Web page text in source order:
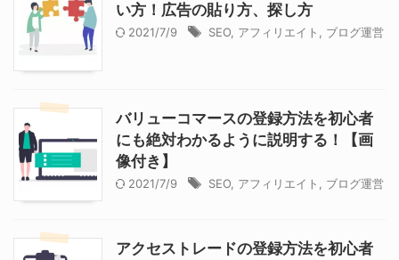
い方！広告の貼り方、探し方
2021/7/9 SEO アフィリエイト ブログ運営
バリューコマースの登録方法を初心者
にも絶対わかるように説明する！【画
像付き】
2021/7/9 SEO アフィリエイト ブログ運営
アクセストレードの登録方法を初心者